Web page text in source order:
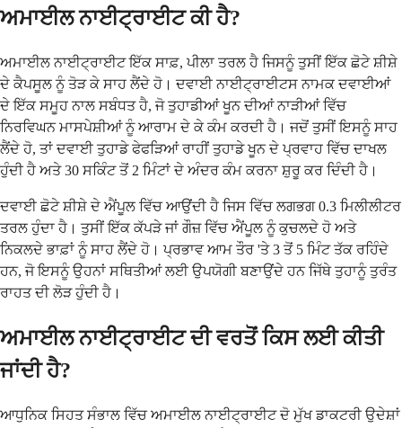
ਅਮਾਈਲ ਨਾਈਟ੍ਰਾਈਟ ਕੀ ਹੈ?
ਅਮਾਈਲ ਨਾਈਟ੍ਰਾਈਟ ਇੱਕ ਸਾਫ਼, ਪੀਲਾ ਤਰਲ ਹੈ ਜਿਸਨੂੰ ਤੁਸੀਂ ਇੱਕ ਛੋਟੇ ਸ਼ੀਸ਼ੇ
ਦੇ ਕੈਪਸੂਲ ਨੂੰ ਤੋੜ ਕੇ ਸਾਹ ਲੈਂਦੇ ਹੋ। ਦਵਾਈ ਨਾਈਟ੍ਰਾਈਟਸ ਨਾਮਕ ਦਵਾਈਆਂ
ਦੇ ਇੱਕ ਸਮੂਹ ਨਾਲ ਸਬੰਧਤ ਹੈ, ਜੋ ਤੁਹਾਡੀਆਂ ਖੂਨ ਦੀਆਂ ਨਾੜੀਆਂ ਵਿੱਚ
ਨਿਰਵਿਘਨ ਮਾਸਪੇਸ਼ੀਆਂ ਨੂੰ ਆਰਾਮ ਦੇ ਕੇ ਕੰਮ ਕਰਦੀ ਹੈ। ਜਦੋਂ ਤੁਸੀਂ ਇਸਨੂੰ ਸਾਹ
ਲੈਂਦੇ ਹੋ, ਤਾਂ ਦਵਾਈ ਤੁਹਾਡੇ ਫੇਫੜਿਆਂ ਰਾਹੀਂ ਤੁਹਾਡੇ ਖੂਨ ਦੇ ਪ੍ਰਵਾਹ ਵਿੱਚ ਦਾਖਲ
ਹੁੰਦੀ ਹੈ ਅਤੇ 30 ਸਕਿੰਟ ਤੋਂ 2 ਮਿੰਟਾਂ ਦੇ ਅੰਦਰ ਕੰਮ ਕਰਨਾ ਸ਼ੁਰੂ ਕਰ ਦਿੰਦੀ ਹੈ।
ਦਵਾਈ ਛੋਟੇ ਸ਼ੀਸ਼ੇ ਦੇ ਐਂਪੂਲ ਵਿੱਚ ਆਉਂਦੀ ਹੈ ਜਿਸ ਵਿੱਚ ਲਗਭਗ 0.3 ਮਿਲੀਲੀਟਰ
ਤਰਲ ਹੁੰਦਾ ਹੈ। ਤੁਸੀਂ ਇੱਕ ਕੱਪੜੇ ਜਾਂ ਗੌਜ਼ ਵਿੱਚ ਐਂਪੂਲ ਨੂੰ ਕੁਚਲਦੇ ਹੋ ਅਤੇ
ਨਿਕਲਦੇ ਭਾਫ਼ਾਂ ਨੂੰ ਸਾਹ ਲੈਂਦੇ ਹੋ। ਪ੍ਰਭਾਵ ਆਮ ਤੌਰ 'ਤੇ 3 ਤੋਂ 5 ਮਿੰਟ ਤੱਕ ਰਹਿੰਦੇ
ਹਨ, ਜੋ ਇਸਨੂੰ ਉਹਨਾਂ ਸਥਿਤੀਆਂ ਲਈ ਉਪਯੋਗੀ ਬਣਾਉਂਦੇ ਹਨ ਜਿੱਥੇ ਤੁਹਾਨੂੰ ਤੁਰੰਤ
ਰਾਹਤ ਦੀ ਲੋੜ ਹੁੰਦੀ ਹੈ।
ਅਮਾਈਲ ਨਾਈਟ੍ਰਾਈਟ ਦੀ ਵਰਤੋਂ ਕਿਸ ਲਈ ਕੀਤੀ
ਜਾਂਦੀ ਹੈ?
ਆਧੁਨਿਕ ਸਿਹਤ ਸੰਭਾਲ ਵਿੱਚ ਅਮਾਈਲ ਨਾਈਟ੍ਰਾਈਟ ਦੋ ਮੁੱਖ ਡਾਕਟਰੀ ਉਦੇਸ਼ਾਂ